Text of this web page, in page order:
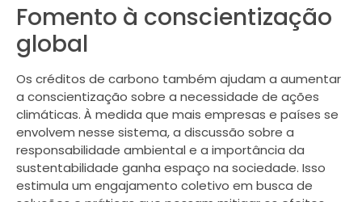
Fomento à conscientização
global
Os créditos de carbono também ajudam a aumentar
a conscientização sobre a necessidade de ações
climáticas. À medida que mais empresas e países se
envolvem nesse sistema, a discussão sobre a
responsabilidade ambiental e a importância da
sustentabilidade ganha espaço na sociedade. Isso
estimula um engajamento coletivo em busca de